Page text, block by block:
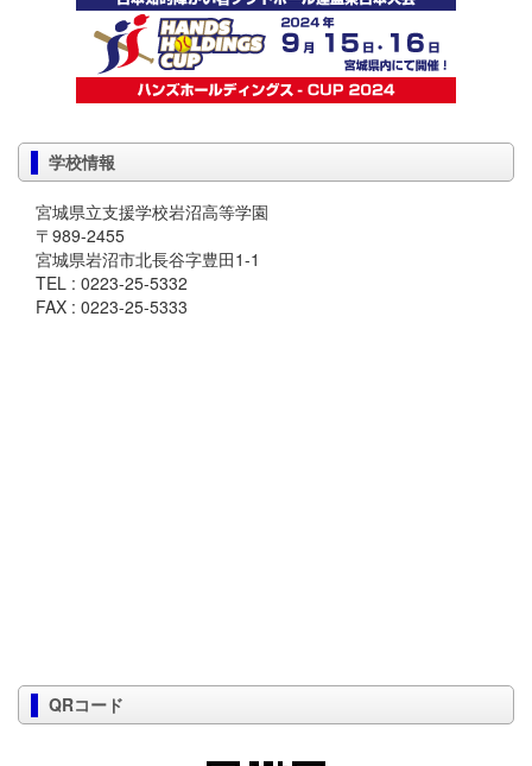
学校情報
宮城県立支援学校岩沼高等学園
〒989-2455
宮城県岩沼市北長谷字豊田1-1
TEL : 0223-25-5332
FAX : 0223-25-5333
QRコード